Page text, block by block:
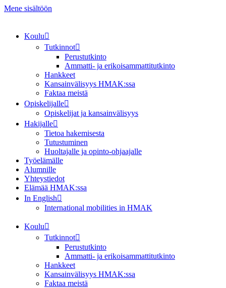
Mene sisältöön
Koulu
Tutkinnot
Perustutkinto
Ammatti- ja erikoisammattitutkinto
Hankkeet
Kansainvälisyys HMAK:ssa
Faktaa meistä
Opiskelijalle
Opiskelijat ja kansainvälisyys
Hakijalle
Tietoa hakemisesta
Tutustuminen
Huoltajalle ja opinto-ohjaajalle
Työelämälle
Alumnille
Yhteystiedot
Elämää HMAK:ssa
In English
International mobilities in HMAK
Koulu
Tutkinnot
Perustutkinto
Ammatti- ja erikoisammattitutkinto
Hankkeet
Kansainvälisyys HMAK:ssa
Faktaa meistä